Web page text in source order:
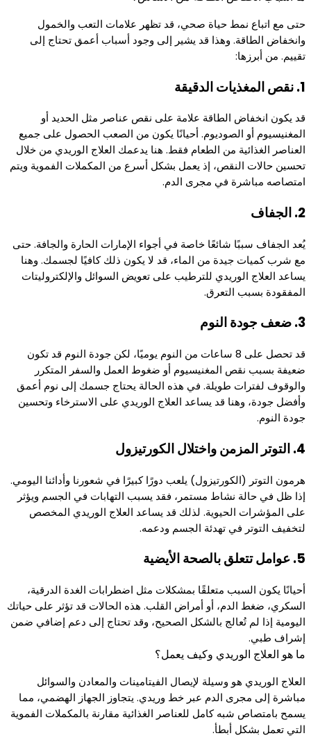
حتى مع اتباع نمط حياة صحي، قد تظهر علامات التعب والخمول
وانخفاض الطاقة. وهذا قد يشير إلى وجود أسباب أعمق تحتاج إلى
تقييم. من أبرزها:
1. نقص المغذيات الدقيقة
قد يكون انخفاض الطاقة علامة على نقص عناصر مثل الحديد أو
المغنيسيوم أو الصوديوم. أحيانًا يكون من الصعب الحصول على جميع
العناصر الغذائية من الطعام فقط. هنا يدعمك العلاج الوريدي من خلال
تحسين حالات النقص، إذ يعمل بشكل أسرع من المكملات الفموية ويتم
امتصاصه مباشرة في مجرى الدم.
2. الجفاف
يُعد الجفاف سببًا شائعًا خاصة في أجواء الإمارات الحارة والجافة. حتى
مع شرب كميات جيدة من الماء، قد لا يكون ذلك كافيًا لجسمك. وهنا
يساعد العلاج الوريدي للترطيب على تعويض السوائل والإلكتروليتات
المفقودة بسبب التعرق.
3. ضعف جودة النوم
قد تحصل على 8 ساعات من النوم يوميًا، لكن جودة النوم قد تكون
ضعيفة بسبب نقص المغنيسيوم أو ضغوط العمل والسفر المتكرر
والوقوف لفترات طويلة. في هذه الحالة يحتاج جسمك إلى نوم أعمق
وأفضل جودة، وهنا قد يساعد العلاج الوريدي على الاسترخاء وتحسين
جودة النوم.
4. التوتر المزمن واختلال الكورتيزول
هرمون التوتر (الكورتيزول) يلعب دورًا كبيرًا في شعورنا وأدائنا اليومي.
إذا ظل في حالة نشاط مستمر، فقد يسبب التهابات في الجسم ويؤثر
على المؤشرات الحيوية. لذلك قد يساعد العلاج الوريدي المخصص
لتخفيف التوتر في تهدئة الجسم ودعمه.
5. عوامل تتعلق بالصحة الأيضية
أحيانًا يكون السبب متعلقًا بمشكلات مثل اضطرابات الغدة الدرقية،
السكري، ضغط الدم، أو أمراض القلب. هذه الحالات قد تؤثر على حياتك
اليومية إذا لم تُعالج بالشكل الصحيح، وقد تحتاج إلى دعم إضافي ضمن
إشراف طبي.
ما هو العلاج الوريدي وكيف يعمل؟
العلاج الوريدي هو وسيلة لإيصال الفيتامينات والمعادن والسوائل
مباشرة إلى مجرى الدم عبر خط وريدي. يتجاوز الجهاز الهضمي، مما
يسمح بامتصاص شبه كامل للعناصر الغذائية مقارنة بالمكملات الفموية
التي تعمل بشكل أبطأ.